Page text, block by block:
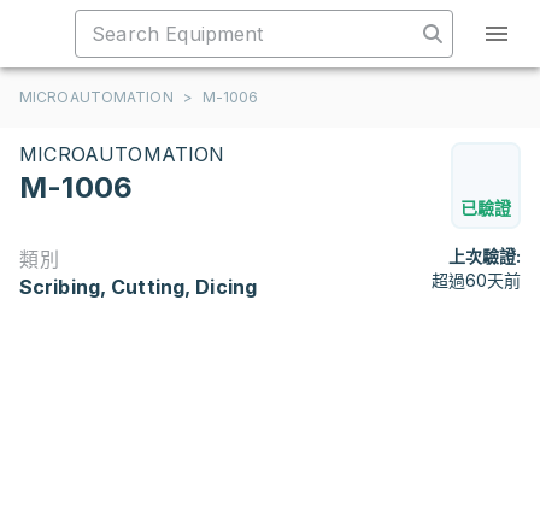
MICROAUTOMATION > M-1006
MICROAUTOMATION
M-1006
已驗證
類別
Scribing, Cutting, Dicing
上次驗證:
超過60天前